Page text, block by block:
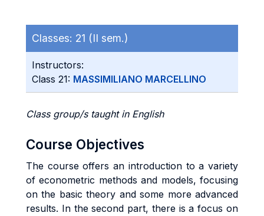
Classes: 21 (II sem.)
Instructors:
Class 21: MASSIMILIANO MARCELLINO
Class group/s taught in English
Course Objectives
The course offers an introduction to a variety
of econometric methods and models, focusing
on the basic theory and some more advanced
results. In the second part, there is a focus on